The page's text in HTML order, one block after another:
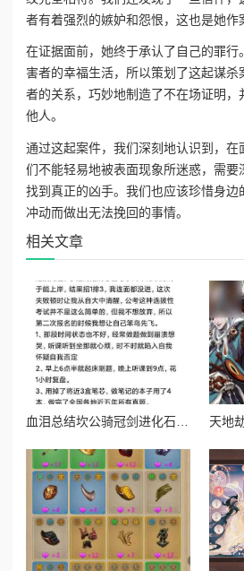
者有着强烈的嫉妒和怨恨，这也是她作
在证据面前，她终于承认了自己的罪行
害者的幸福生活，所以策划了这起谋杀
者的关系，巧妙地制造了不在场证明，
他人。
通过这起案件，我们深刻地认识到，在
们不能轻易地被表面现象所迷惑，需要
找到真正的凶手。我们也应该珍惜身边
冲动而做出无法挽回的事情。
相关文章